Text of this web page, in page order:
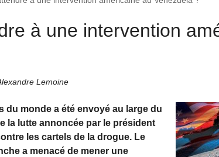
à une intervention
Lemoine
du monde a été envoyé au large du
la lutte annoncée par le président
les cartels de la drogue. Le
a menacé de mener une